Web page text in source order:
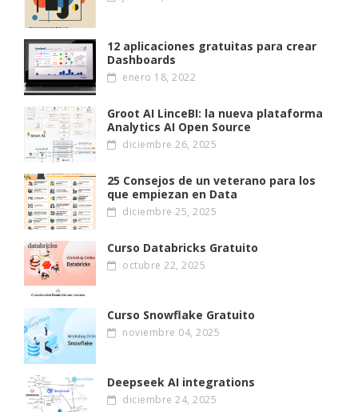
12 aplicaciones gratuitas para crear
Dashboards
enero 18, 2022
Groot AI LinceBI: la nueva plataforma
Analytics AI Open Source
diciembre 26, 2025
25 Consejos de un veterano para los
que empiezan en Data
diciembre 25, 2025
Curso Databricks Gratuito
octubre 22, 2025
Curso Snowflake Gratuito
noviembre 04, 2025
Deepseek AI integrations
diciembre 24, 2025